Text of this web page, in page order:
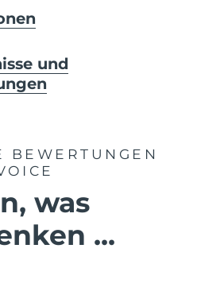
und
BEWERTUNGEN
was
...